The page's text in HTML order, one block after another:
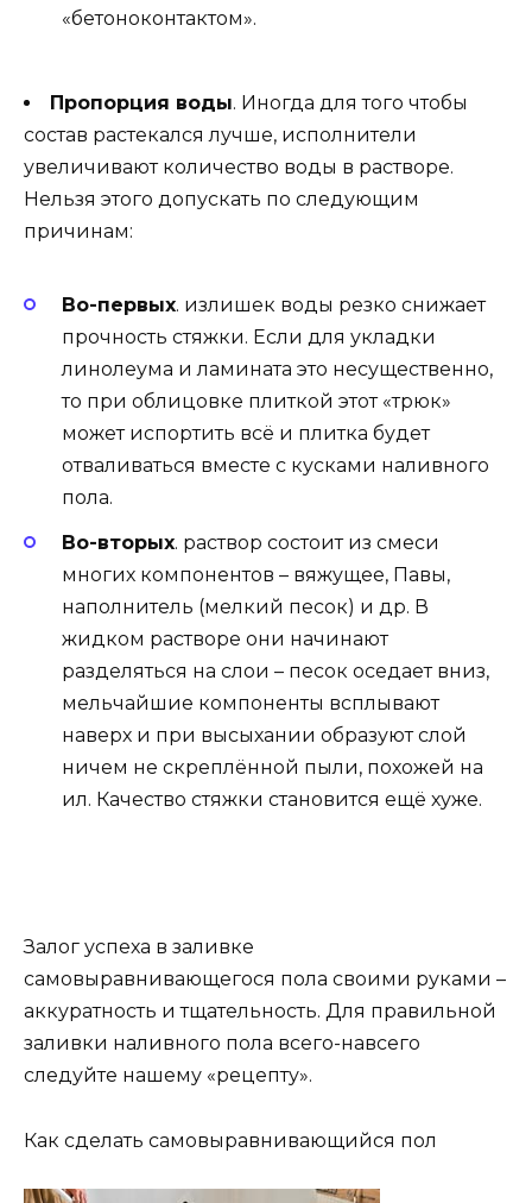
«бетоноконтактом».
Пропорция воды. Иногда для того чтобы
состав растекался лучше, исполнители
увеличивают количество воды в растворе.
Нельзя этого допускать по следующим
причинам:
Во-первых. излишек воды резко снижает
прочность стяжки. Если для укладки
линолеума и ламината это несущественно,
то при облицовке плиткой этот «трюк»
может испортить всё и плитка будет
отваливаться вместе с кусками наливного
пола.
Во-вторых. раствор состоит из смеси
многих компонентов – вяжущее, Павы,
наполнитель (мелкий песок) и др. В
жидком растворе они начинают
разделяться на слои – песок оседает вниз,
мельчайшие компоненты всплывают
наверх и при высыхании образуют слой
ничем не скреплённой пыли, похожей на
ил. Качество стяжки становится ещё хуже.
Залог успеха в заливке
самовыравнивающегося пола своими руками –
аккуратность и тщательность. Для правильной
заливки наливного пола всего-навсего
следуйте нашему «рецепту».
Как сделать самовыравнивающийся пол